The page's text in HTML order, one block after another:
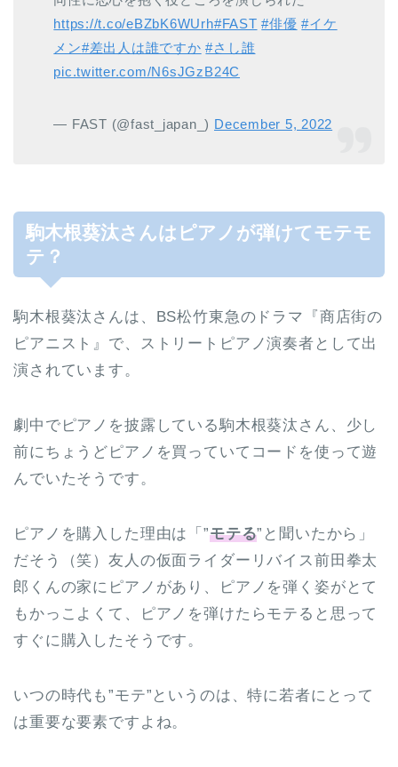
https://t.co/eBZbK6WUrh#FAST #俳優 #イケ
メン#差出人は誰ですか #さし誰
pic.twitter.com/N6sJGzB24C
— FAST (@fast_japan_) December 5, 2022
駒木根葵汰さんはピアノが弾けてモテモ
テ？
駒木根葵汰さんは、BS松竹東急のドラマ『商店街の
ピアニスト』で、ストリートピアノ演奏者として出
演されています。
劇中でピアノを披露している駒木根葵汰さん、少し
前にちょうどピアノを買っていてコードを使って遊
んでいたそうです。
ピアノを購入した理由は「”モテる”と聞いたから」
だそう（笑）友人の仮面ライダーリバイス前田拳太
郎くんの家にピアノがあり、ピアノを弾く姿がとて
もかっこよくて、ピアノを弾けたらモテると思って
すぐに購入したそうです。
いつの時代も”モテ”というのは、特に若者にとって
は重要な要素ですよね。